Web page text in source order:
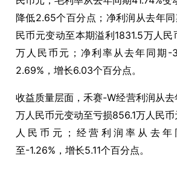
降低2.65个百分点；净利润从去年
民币元变动至本期溢利1831.5万人
万人民币元；净利率从去年同期-
2.69%，增长6.03个百分点。
收益质量层面，禾赛-W经营利润从
万人民币元变动至亏损856.1万人民
人民币元；经营利润率从去年
至-1.26%，增长5.11个百分点。